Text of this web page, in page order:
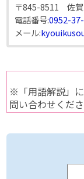
〒845-8511 佐賀
電話番号:0952-
メール:
※「用語解説」
問い合わせくださ